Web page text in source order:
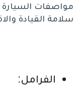
مواصفات السيارة
سلامة القيادة
الفرامل: